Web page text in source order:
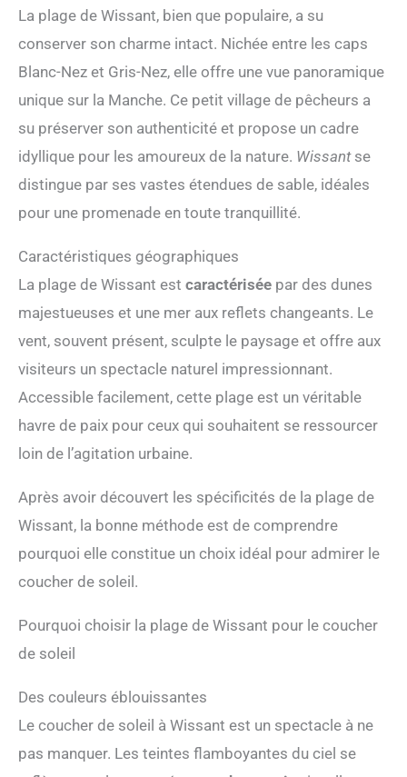
La plage de Wissant, bien que populaire, a su
conserver son charme intact. Nichée entre les caps
Blanc-Nez et Gris-Nez, elle offre une vue panoramique
unique sur la Manche. Ce petit village de pêcheurs a
su préserver son authenticité et propose un cadre
idyllique pour les amoureux de la nature. Wissantse
distingue par ses vastes étendues de sable, idéales
pour une promenade en toute tranquillité.
Caractéristiques géographiques
La plage de Wissant est caractérisée par des dunes
majestueuses et une mer aux reflets changeants. Le
vent, souvent présent, sculpte le paysage et offre aux
visiteurs un spectacle naturel impressionnant.
Accessible facilement, cette plage est un véritable
havre de paix pour ceux qui souhaitent se ressourcer
loin de l’agitation urbaine.
Après avoir découvert les spécificités de la plage de
Wissant, la bonne méthode est de comprendre
pourquoi elle constitue un choix idéal pour admirer le
coucher de soleil.
Pourquoi choisir la plage de Wissant pour le coucher
de soleil
Des couleurs éblouissantes
Le coucher de soleil à Wissant est un spectacle à ne
pas manquer. Les teintes flamboyantes du ciel se